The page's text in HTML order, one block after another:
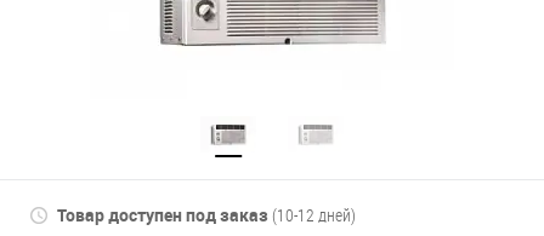
Товар доступен под заказ (10-12 дней)